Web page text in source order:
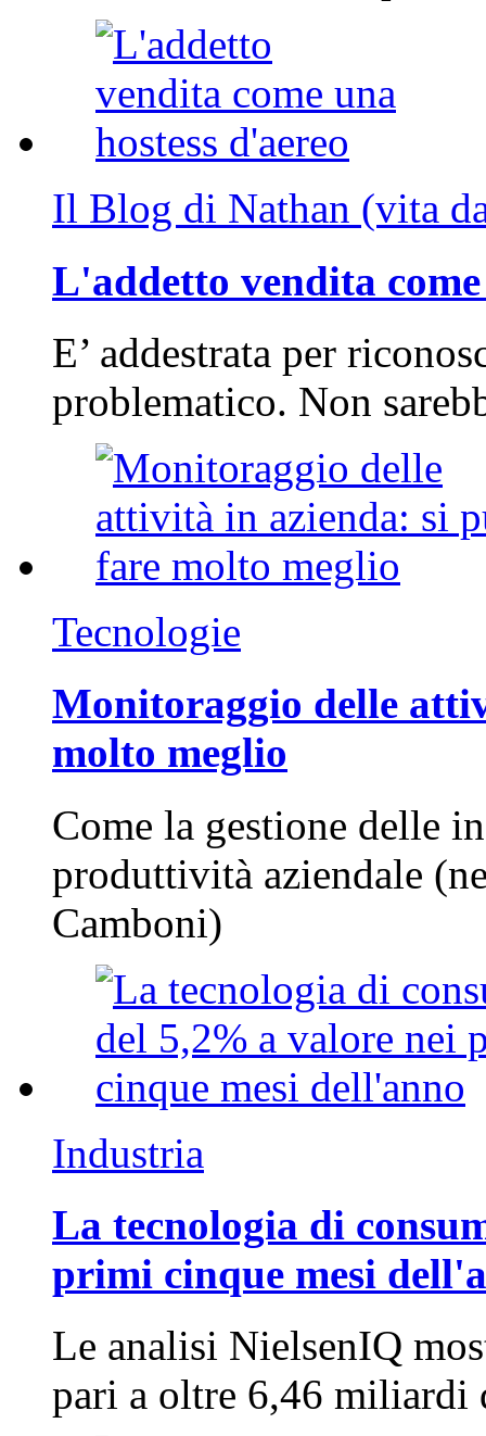
Il Blog di Nathan (vita
L'addetto vendita
E’ addestrata per
problematico. Non
Tecnologie
Monitoraggio delle
molto meglio
Come la gestione delle
produttività aziendale
Camboni)
Industria
La tecnologia di
primi cinque mesi
Le analisi NielsenIQ
pari a oltre 6,46